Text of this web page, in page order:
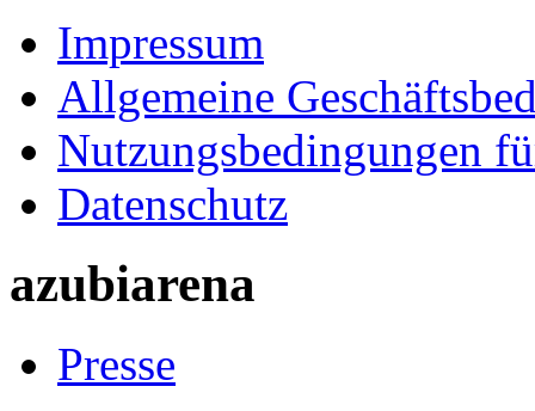
Impressum
Allgemeine
Nutzungsbedingungen
Datenschutz
azubiarena
Presse